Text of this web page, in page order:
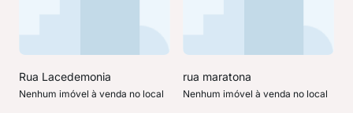
Rua Lacedemonia
Nenhum imóvel à venda no local
rua maratona
Nenhum imóvel à venda no local